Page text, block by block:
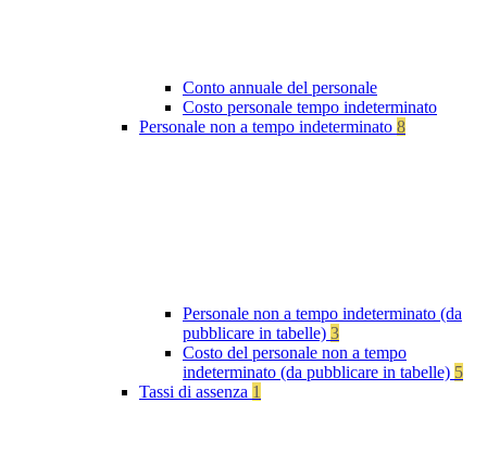
Conto annuale del personale
Costo personale tempo indeterminato
Personale non a tempo indeterminato 8
Personale non a tempo indeterminato (da
pubblicare in tabelle) 3
Costo del personale non a tempo
indeterminato (da pubblicare in tabelle) 5
Tassi di assenza 1